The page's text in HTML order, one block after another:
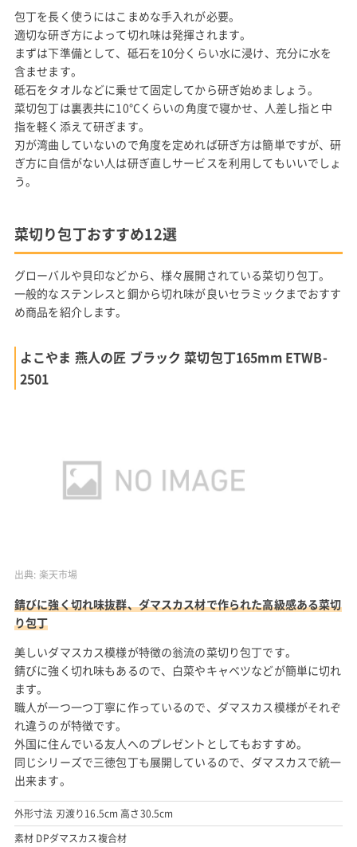
包丁を長く使うにはこまめな手入れが必要。
適切な研ぎ方によって切れ味は発揮されます。
まずは下準備として、砥石を10分くらい水に浸け、充分に水を
含ませます。
砥石をタオルなどに乗せて固定してから研ぎ始めましょう。
菜切包丁は裏表共に10°Cくらいの角度で寝かせ、人差し指と中
指を軽く添えて研ぎます。
刃が湾曲していないので角度を定めれば研ぎ方は簡単ですが、研
ぎ方に自信がない人は研ぎ直しサービスを利用してもいいでしょ
う。
菜切り包丁おすすめ12選
グローバルや貝印などから、様々展開されている菜切り包丁。
一般的なステンレスと鋼から切れ味が良いセラミックまでおすす
め商品を紹介します。
よこやま 燕人の匠 ブラック 菜切包丁165mm ETWB-
2501
出典: 楽天市場
錆びに強く切れ味抜群、ダマスカス材で作られた高級感ある菜切
り包丁
美しいダマスカス模様が特徴の翁流の菜切り包丁です。
錆びに強く切れ味もあるので、白菜やキャベツなどが簡単に切れ
ます。
職人が一つ一つ丁寧に作っているので、ダマスカス模様がそれぞ
れ違うのが特徴です。
外国に住んでいる友人へのプレゼントとしてもおすすめ。
同じシリーズで三徳包丁も展開しているので、ダマスカスで統一
出来ます。
外形寸法 刃渡り16.5cm 高さ30.5cm
素材 DPダマスカス複合材